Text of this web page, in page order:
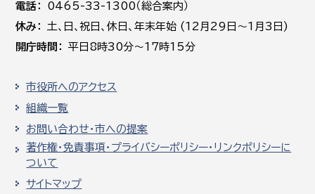
電話
0465-33-1300（総合案内）
休み
土､日､祝日、休日、年末年始 (12月29日～1月3日)
開庁時間
平日8時30分～17時15分
市役所へのアクセス
組織一覧
お問い合わせ・市への提案
著作権・免責事項・プライバシーポリシー・リンクポリシーに
ついて
サイトマップ